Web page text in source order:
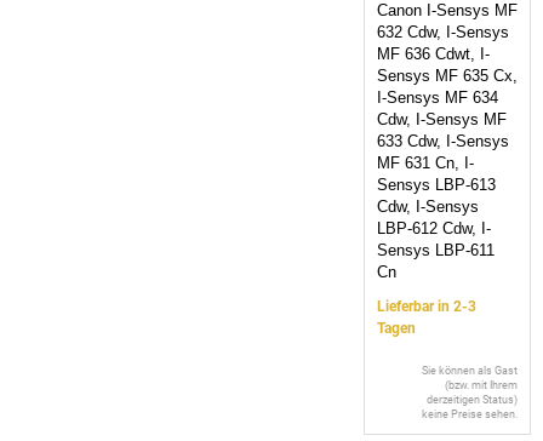
Canon I-Sensys MF
632 Cdw, I-Sensys
MF 636 Cdwt, I-
Sensys MF 635 Cx,
I-Sensys MF 634
Cdw, I-Sensys MF
633 Cdw, I-Sensys
MF 631 Cn, I-
Sensys LBP-613
Cdw, I-Sensys
LBP-612 Cdw, I-
Sensys LBP-611
Cn
Lieferbar in 2-3
Tagen
Sie können als Gast
(bzw. mit Ihrem
derzeitigen Status)
keine Preise sehen.